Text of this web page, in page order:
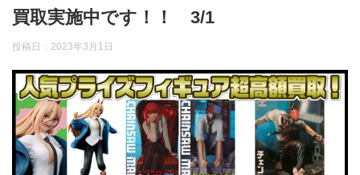
買取実施中です！！ 3/1
投稿日： 2023年3月1日